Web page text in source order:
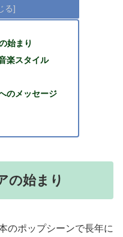
始まり
楽スタイル
のメッセージ
の始まり
のポップシーンで長年に